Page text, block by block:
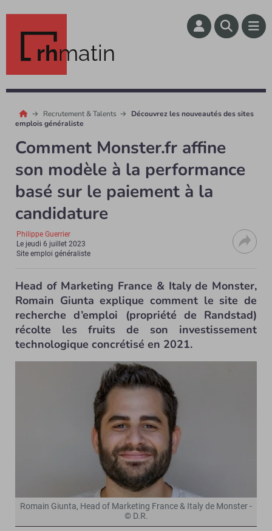
rhmatin
Recrutement & Talents
Découvrez les nouveautés des sites
emplois généraliste
Comment Monster.fr affine
son modèle à la performance
basé sur le paiement à la
candidature
Philippe Guerrier
Le jeudi 6 juillet 2023
Site emploi généraliste
Head of Marketing France & Italy de Monster,
Romain Giunta explique comment le site de
recherche d’emploi (propriété de Randstad)
récolte les fruits de son investissement
technologique concrétisé en 2021.
Romain Giunta, Head of Marketing France & Italy de Monster -
© D.R.